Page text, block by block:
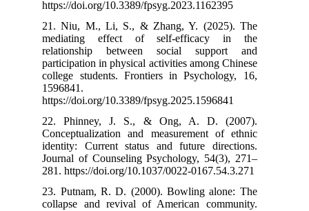
21. Niu, M.,
mediating
relationship
participation in
college
22.
identity:
Journal of
281. https://
23. Putnam,
collapse and